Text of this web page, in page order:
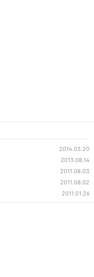
2014.03.20
2013.08.14
2011.08.03
2011.08.02
2011.01.26